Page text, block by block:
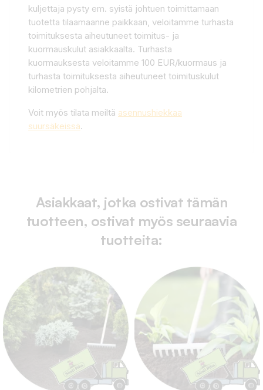
kuljettaja pysty em. syistä johtuen toimittamaan
tuotetta tilaamaanne paikkaan, veloitamme turhasta
toimituksesta aiheutuneet toimitus- ja
kuormauskulut asiakkaalta. Turhasta
kuormauksesta veloitamme 100 EUR/kuormaus ja
turhasta toimituksesta aiheutuneet toimituskulut
kilometrien pohjalta.
Voit myös tilata meiltä asennushiekkaa
suursäkeissä.
Asiakkaat, jotka ostivat tämän
tuotteen, ostivat myös seuraavia
tuotteita: